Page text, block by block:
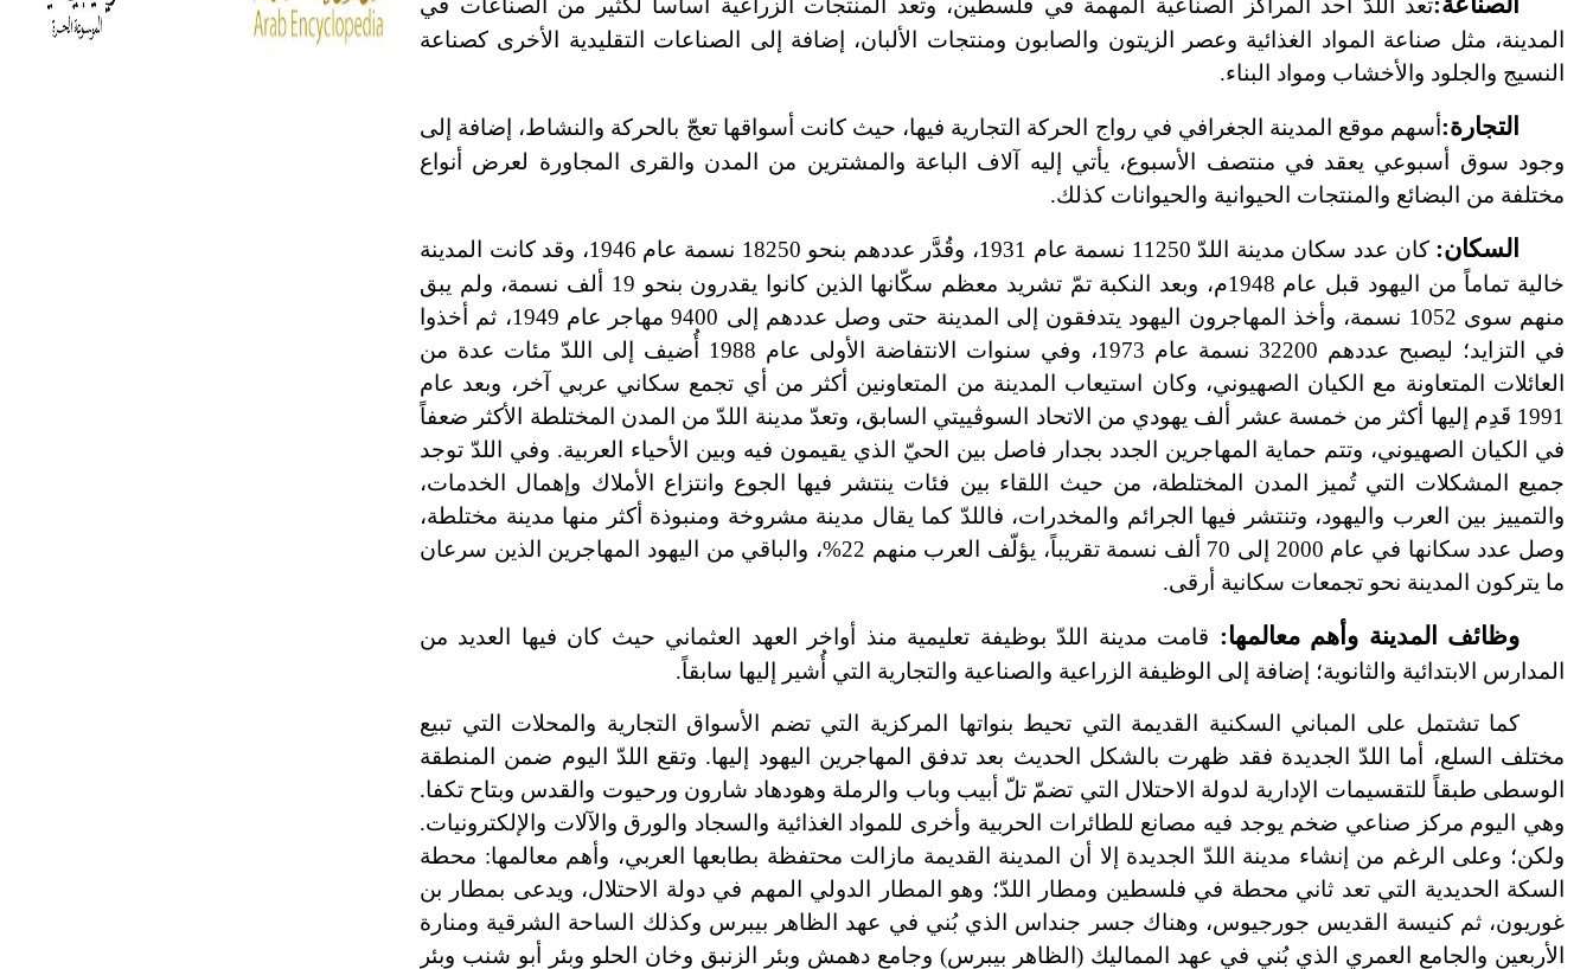
تعد اللدّ أحد المراكز الصناعية المهمة في فلسطين، وتعد المنتجات الزراعية أساساً لكثير من الصناعات في
المدينة، مثل صناعة المواد الغذائية وعصر الزيتون والصابون ومنتجات الألبان، إضافة إلى الصناعات التقليدية الأخرى كصناعة
النسيج والجلود والأخشاب ومواد البناء.
التجارة: أسهم موقع المدينة الجغرافي في رواج الحركة التجارية فيها، حيث كانت أسواقها تعجّ بالحركة والنشاط، إضافة إلى
وجود سوق أسبوعي يعقد في منتصف الأسبوع، يأتي إليه آلاف الباعة والمشترين من المدن والقرى المجاورة لعرض أنواع
مختلفة من البضائع والمنتجات الحيوانية والحيوانات كذلك.
السكان:
كان عدد سكان مدينة اللدّ 11250 نسمة عام 1931، وقُدَّر عددهم بنحو 18250 نسمة عام 1946، وقد كانت المدينة
خالية تماماً من اليهود قبل عام 1948م، وبعد النكبة تمّ تشريد معظم سكّانها الذين كانوا يقدرون بنحو 19 ألف نسمة، ولم يبق
منهم سوى 1052 نسمة، وأخذ المهاجرون اليهود يتدفقون إلى المدينة حتى وصل عددهم إلى 9400 مهاجر عام 1949، ثم أخذوا
في التزايد؛ ليصبح عددهم 32200 نسمة عام 1973، وفي سنوات الانتفاضة الأولى عام 1988 أُضيف إلى اللدّ مئات عدة من
العائلات المتعاونة مع الكيان الصهيوني، وكان استيعاب المدينة من المتعاونين أكثر من أي تجمع سكاني عربي آخر، وبعد عام
1991 قَدِم إليها أكثر من خمسة عشر ألف يهودي من الاتحاد السوڤييتي السابق، وتعدّ مدينة اللدّ من المدن المختلطة الأكثر ضعفاً
في الكيان الصهيوني، وتتم حماية المهاجرين الجدد بجدار فاصل بين الحيّ الذي يقيمون فيه وبين الأحياء العربية. وفي اللدّ توجد
جميع المشكلات التي تُميز المدن المختلطة، من حيث اللقاء بين فئات ينتشر فيها الجوع وانتزاع الأملاك وإهمال الخدمات،
والتمييز بين العرب واليهود، وتنتشر فيها الجرائم والمخدرات، فاللدّ كما يقال مدينة مشروخة ومنبوذة أكثر منها مدينة مختلطة،
وصل عدد سكانها في عام 2000 إلى 70 ألف نسمة تقريباً، يؤلّف العرب منهم 22%، والباقي من اليهود المهاجرين الذين سرعان
ما يتركون المدينة نحو تجمعات سكانية أرقى.
وظائف المدينة وأهم معالمها: قامت مدينة اللدّ بوظيفة تعليمية منذ أواخر العهد العثماني حيث كان فيها العديد من
المدارس الابتدائية والثانوية؛ إضافة إلى الوظيفة الزراعية والصناعية والتجارية التي أُشير إليها سابقاً.
كما تشتمل على المباني السكنية القديمة التي تحيط بنواتها المركزية التي تضم الأسواق التجارية والمحلات التي تبيع
مختلف السلع، أما اللدّ الجديدة فقد ظهرت بالشكل الحديث بعد تدفق المهاجرين اليهود إليها. وتقع اللدّ اليوم ضمن المنطقة
الوسطى طبقاً للتقسيمات الإدارية لدولة الاحتلال التي تضمّ تلّ أبيب وباب والرملة وهودهاد شارون ورحيوت والقدس وبتاح تكفا.
وهي اليوم مركز صناعي ضخم يوجد فيه مصانع للطائرات الحربية وأخرى للمواد الغذائية والسجاد والورق والآلات والإلكترونيات.
ولكن؛ وعلى الرغم من إنشاء مدينة اللدّ الجديدة إلا أن المدينة القديمة مازالت محتفظة بطابعها العربي، وأهم معالمها: محطة
السكة الحديدية التي تعد ثاني محطة في فلسطين ومطار اللدّ؛ وهو المطار الدولي المهم في دولة الاحتلال، ويدعى بمطار بن
غوريون، ثم كنيسة القديس جورجيوس، وهناك جسر جنداس الذي بُني في عهد الظاهر بيبرس وكذلك الساحة الشرقية ومنارة
الأربعين والجامع العمري الذي بُني في عهد المماليك (الظاهر بيبرس) وجامع دهمش وبئر الزنبق وخان الحلو وبئر أبو شنب وبئر
الحمرة وهو أجود أنواعه، ويمتاز بكبر
الحجم ويسمى الش